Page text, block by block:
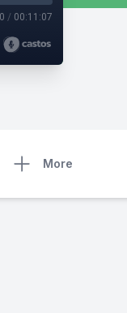
/ 00:11:07
More